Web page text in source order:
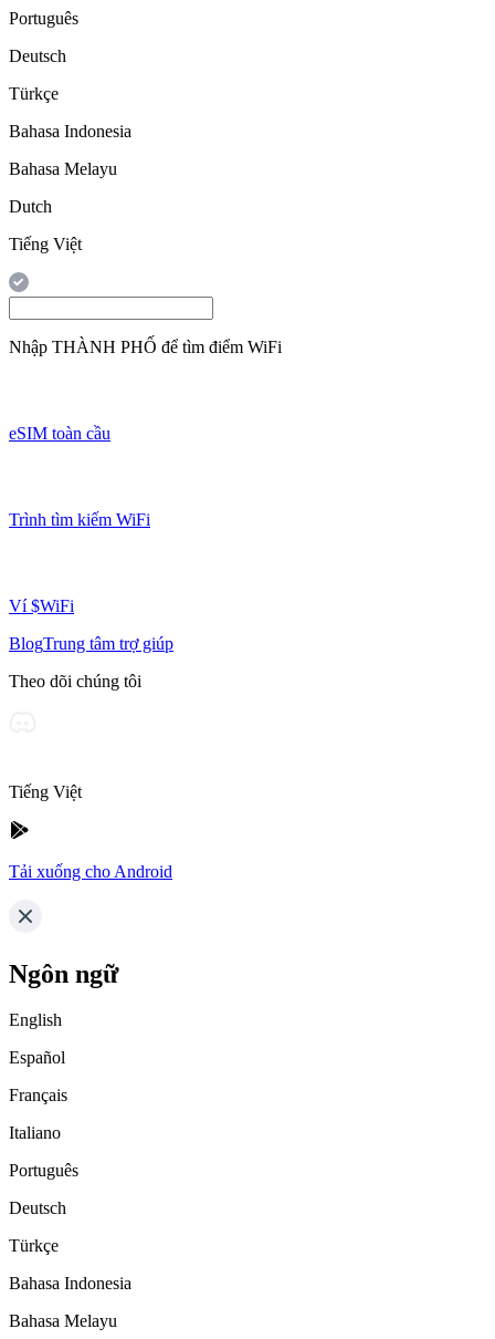
Português
Deutsch
Türkçe
Bahasa Indonesia
Bahasa Melayu
Dutch
Tiếng Việt
Nhập THÀNH PHỐ để tìm điểm WiFi
eSIM toàn cầu
Trình tìm kiếm WiFi
Ví $WiFi
BlogTrung tâm trợ giúp
Theo dõi chúng tôi
Tiếng Việt
Tải xuống cho Android
Ngôn ngữ
English
Español
Français
Italiano
Português
Deutsch
Türkçe
Bahasa Indonesia
Bahasa Melayu